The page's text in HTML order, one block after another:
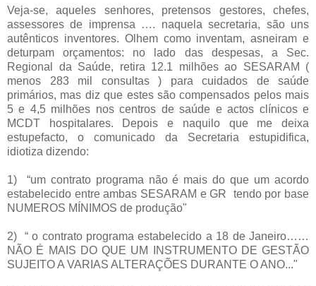
Veja-se, aqueles senhores, pretensos gestores, chefes,
assessores de imprensa …. naquela secretaria, são uns
autênticos inventores. Olhem como inventam, asneiram e
deturpam orçamentos: no lado das despesas, a Sec.
Regional da Saúde, retira 12.1 milhões ao SESARAM (
menos 283 mil consultas ) para cuidados de saúde
primários, mas diz que estes são compensados pelos mais
5 e 4,5 milhões nos centros de saúde e actos clínicos e
MCDT hospitalares. Depois e naquilo que me deixa
estupefacto, o comunicado da Secretaria estupidifica,
idiotiza dizendo:
1)
“um contrato programa não é mais do que um acordo
estabelecido entre ambas SESARAM e GR tendo por base
NUMEROS MÍNIMOS de produção"
2)
“ o contrato programa estabelecido a 18 de Janeiro……
NÃO É MAIS DO QUE UM INSTRUMENTO DE GESTÃO
SUJEITO A VARIAS ALTERAÇÕES DURANTE O ANO..."